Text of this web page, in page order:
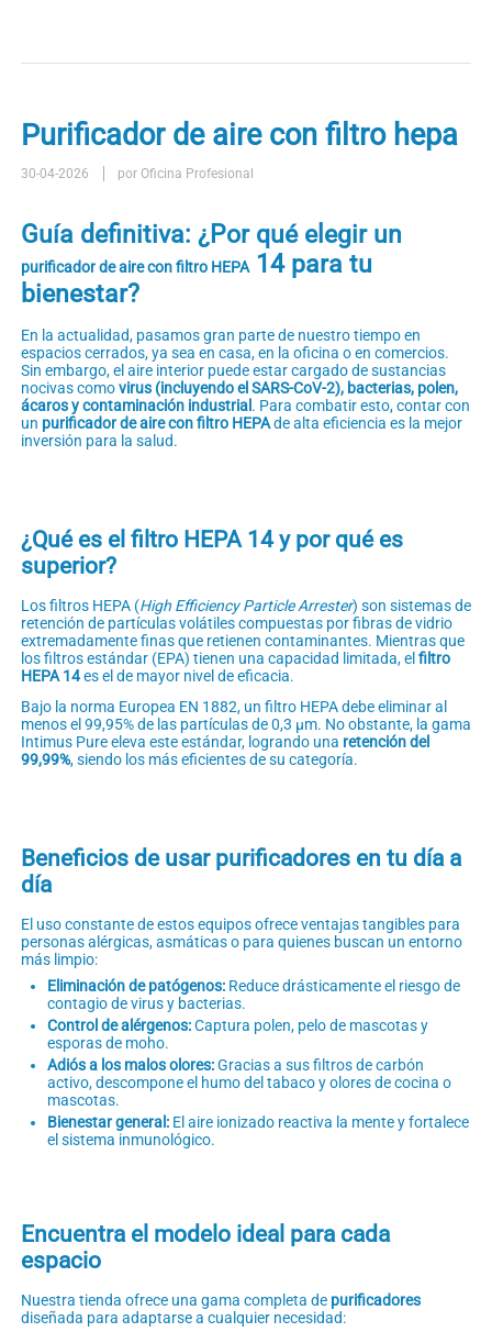
Purificador de aire con filtro hepa
30-04-2026 por Oficina Profesional
Guía definitiva: ¿Por qué elegir un
purificador de aire con filtro HEPA14 para tu
bienestar?
En la actualidad, pasamos gran parte de nuestro tiempo en
espacios cerrados, ya sea en casa, en la oficina o en comercios.
Sin embargo, el aire interior puede estar cargado de sustancias
nocivas comovirus (incluyendo el SARS-CoV-2), bacterias, polen,
ácaros y contaminación industrial . Para combatir esto, contar con
un purificador de aire con filtro HEPAde alta eficiencia es la mejor
inversión para la salud.
¿Qué es el filtro HEPA 14 y por qué es
superior?
Los filtros HEPA (High Efficiency Particle Arrester) son sistemas de
retención de partículas volátiles compuestas por fibras de vidrio
extremadamente finas que retienen contaminantes. Mientras que
los filtros estándar (EPA) tienen una capacidad limitada, el filtro
HEPA 14es el de mayor nivel de eficacia.
Bajo la norma Europea EN 1882, un filtro HEPA debe eliminar al
menos el 99,95% de las partículas de 0,3 μm. No obstante, la gama
Intimus Pure eleva este estándar, logrando una retención del
99,99%, siendo los más eficientes de su categoría.
Beneficios de usar purificadores en tu día a
día
El uso constante de estos equipos ofrece ventajas tangibles para
personas alérgicas, asmáticas o para quienes buscan un entorno
más limpio:
Eliminación de patógenos: Reduce drásticamente el riesgo de
contagio de virus y bacterias.
Control de alérgenos:Captura polen, pelo de mascotas y
esporas de moho.
Adiós a los malos olores:Gracias a sus filtros de carbón
activo, descompone el humo del tabaco y olores de cocina o
mascotas.
Bienestar general: El aire ionizado reactiva la mente y fortalece
el sistema inmunológico.
Encuentra el modelo ideal para cada
espacio
Nuestra tienda ofrece una gama completa de purificadores
diseñada para adaptarse a cualquier necesidad: